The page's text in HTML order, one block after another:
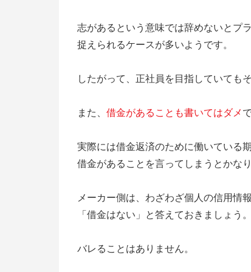
志があるという意味では辞めないとプ
捉えられるケースが多いようです。
したがって、正社員を目指していても
また、 借金があることも書いてはダメ
実際には借金返済のために働いている
借金があることを言ってしまうとかな
メーカー側は、わざわざ個人の信用情
「借金はない」と答えておきましょう。
バレることはありません。